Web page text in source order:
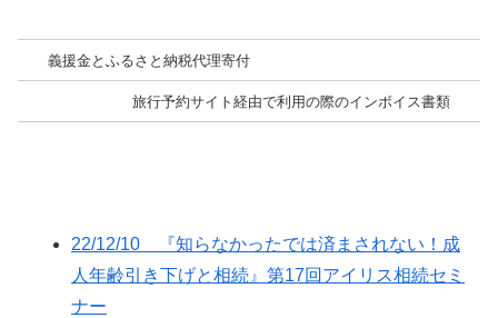
義援金とふるさと納税代理寄付
旅行予約サイト経由で利用の際のインボイス書類
22/12/10 『知らなかったでは済まされない！成
人年齢引き下げと相続』第17回アイリス相続セミ
ナー